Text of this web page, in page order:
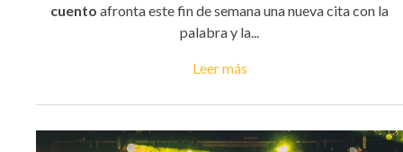
cuento afronta este fin de semana una nueva cita con la
palabra y la...
Leer más